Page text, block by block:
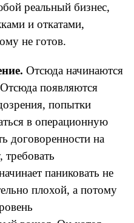
реальный бизнес,
и откатами,
не готов.
Отсюда начинаются
появляются
попытки
в операционную
договоренности на
требовать
паниковать не
плохой, а потому